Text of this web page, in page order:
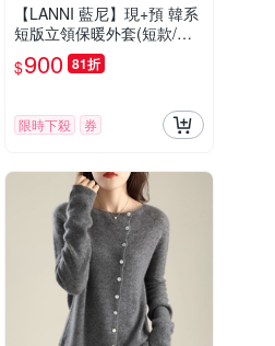
【LANNI 藍尼】現+預 韓系
短版立領保暖外套(短款/拉
鍊/純色)
$900 81折
限時下殺 券